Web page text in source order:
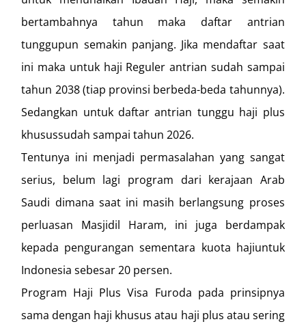
bertambahnya tahun maka daftar antrian
tunggupun semakin panjang. Jika mendaftar saat
ini maka untuk haji Reguler antrian sudah sampai
tahun 2038 (tiap provinsi berbeda-beda tahunnya).
Sedangkan untuk daftar antrian tunggu haji plus
khusussudah sampai tahun 2026.
Tentunya ini menjadi permasalahan yang sangat
serius, belum lagi program dari kerajaan Arab
Saudi dimana saat ini masih berlangsung proses
perluasan Masjidil Haram, ini juga berdampak
kepada pengurangan sementara kuota hajiuntuk
Indonesia sebesar 20 persen.
Program Haji Plus Visa Furoda pada prinsipnya
sama dengan haji khusus atau haji plus atau sering